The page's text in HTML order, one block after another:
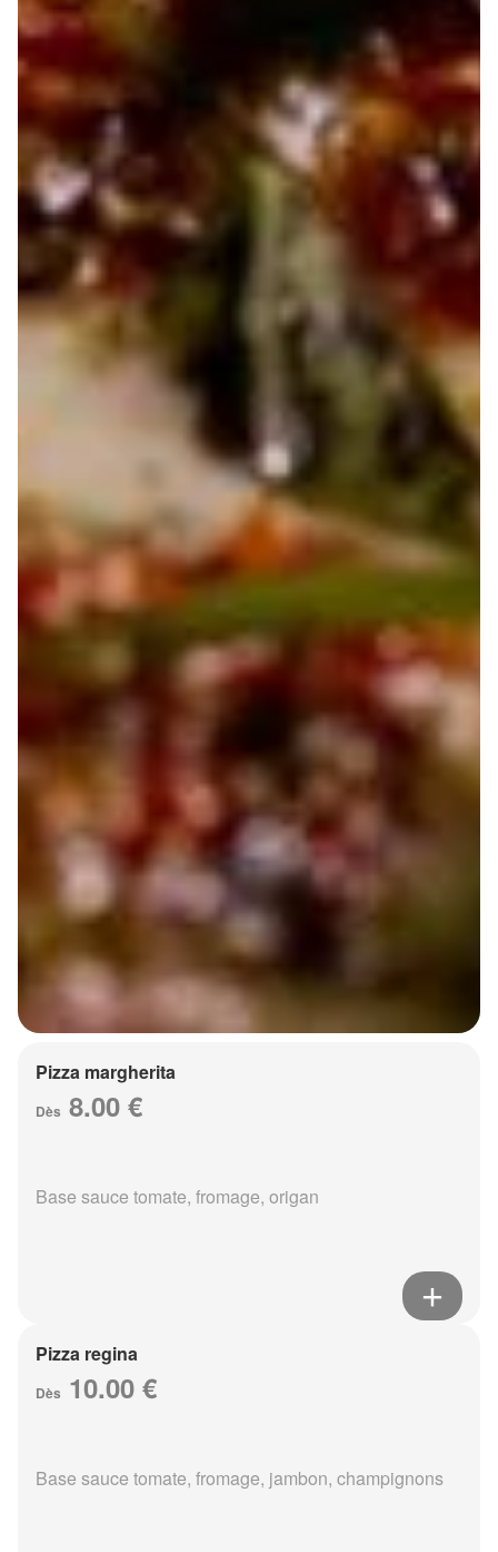
Pizza margherita
Dès 8.00 €
Base sauce tomate, fromage, origan
Pizza regina
Dès 10.00 €
Base sauce tomate, fromage, jambon, champignons